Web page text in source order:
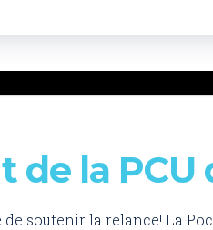
la PCU
soutenir la relance! La